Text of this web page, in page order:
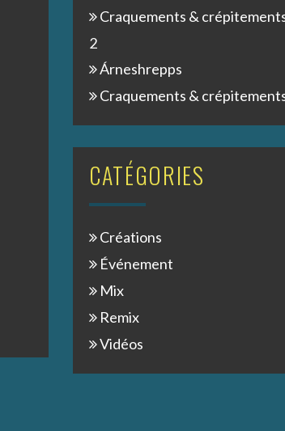
Craquements &
2
Árneshrepps
Craquements &
CATÉGORIES
Créations
Événement
Mix
Remix
Vidéos